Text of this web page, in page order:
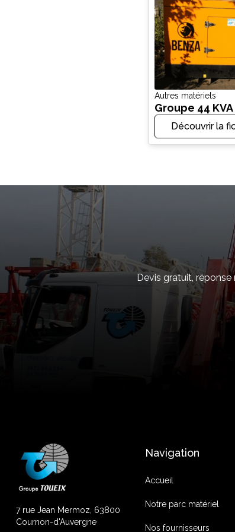
Autres matériels
Groupe 44 KVA
Découvrir la
Devis gratuit,
7 rue Jean Mermoz, 63800
Cournon-d'Auvergne
Navigation
Accueil
Notre parc matériel
Nos fournisseurs